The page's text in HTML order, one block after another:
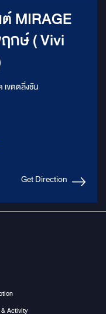
MIRAGE
เขตตลิ่งชัน
Get Direction
Activity